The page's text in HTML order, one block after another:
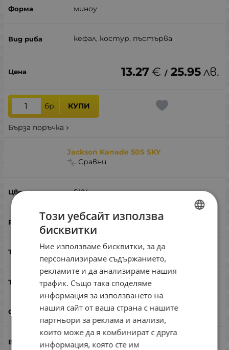
миноу
кефал, костур, пъстърва
13.27 € / 25.95лв.
бр. КУПИ
Бърза поръчка
Jackson Kanade 50S SKY
Сравни
SKY
50
5
потъващ
миноу
кефал, костур, пъстърва
Този уебсайт използва
бисквитки
Ние използваме бисквитки, за да
персонализираме съдържанието,
рекламите и да анализираме нашия
трафик. Също така споделяме
информация за използването на
нашия сайт от ваша страна с нашите
партньори за реклама и анализи,
които може да я комбинират с друга
информация, която сте им